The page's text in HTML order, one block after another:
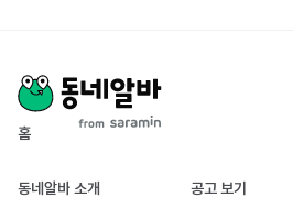
홈
동네알바 소개 공고 보기